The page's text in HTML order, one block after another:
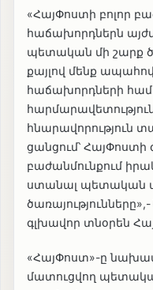
«ՀայՓոստի բոլոր
հաճախորդներն
պետական մի շարք
քայլով մենք
հաճախորդների
հարմարավետություն
հնարավորություն
ցանցում՝ ՀայՓոստի
բաժանմունքում
ստանալ պետական
գլխավոր տնօրեն
«ՀայՓոստ»-ը
մատուցվող